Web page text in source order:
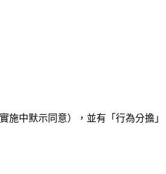
中默示同意），並有「行為分擔